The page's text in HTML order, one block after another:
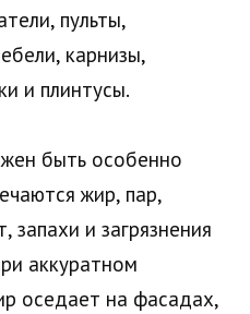
пульты,
карнизы,
и плинтусы.
быть особенно
жир, пар,
запахи и загрязнения
аккуратном
оседает на фасадах,